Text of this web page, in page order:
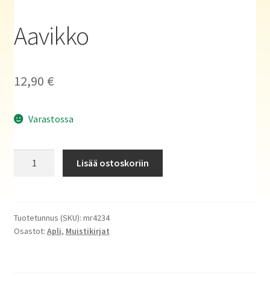
Aavikko
12,90 €
Varastossa
Lisää ostoskoriin
Tuotetunnus (SKU): mr4234
Osastot: Apli, Muistikirjat